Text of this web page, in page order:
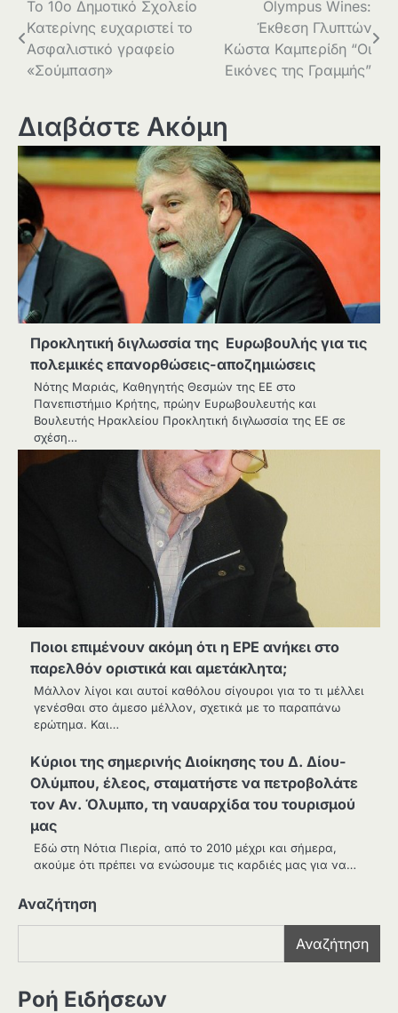
Πλοήγηση
άρθρων
Το 10ο Δημοτικό Σχολείο
Κατερίνης ευχαριστεί το
Ασφαλιστικό γραφείο
«Σούμπαση»
Olympus Wines:
Έκθεση Γλυπτών
Κώστα Καμπερίδη “Οι
Εικόνες της Γραμμής”
Διαβάστε Ακόμη
Προκλητική διγλωσσία της Ευρωβουλής για τις
πολεμικές επανορθώσεις-αποζημιώσεις
Νότης Μαριάς, Καθηγητής Θεσμών της ΕΕ στο
Πανεπιστήμιο Κρήτης, πρώην Ευρωβουλευτής και
Βουλευτής Ηρακλείου Προκλητική διγλωσσία της ΕΕ σε
σχέση…
Ποιοι επιμένουν ακόμη ότι η ΕΡΕ ανήκει στο
παρελθόν οριστικά και αμετάκλητα;
Μάλλον λίγοι και αυτοί καθόλου σίγουροι για το τι μέλλει
γενέσθαι στο άμεσο μέλλον, σχετικά με το παραπάνω
ερώτημα. Και…
Κύριοι της σημερινής Διοίκησης του Δ. Δίου-
Ολύμπου, έλεος, σταματήστε να πετροβολάτε
τον Αν. Όλυμπο, τη ναυαρχίδα του τουρισμού
μας
Εδώ στη Νότια Πιερία, από το 2010 μέχρι και σήμερα,
ακούμε ότι πρέπει να ενώσουμε τις καρδιές μας για να…
Αναζήτηση
Αναζήτηση
Ροή Ειδήσεων